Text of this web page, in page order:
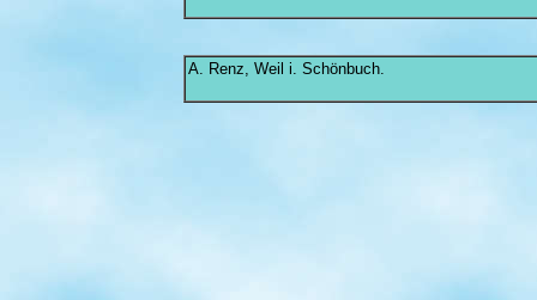
A. Renz, Weil i. Schönbuch.